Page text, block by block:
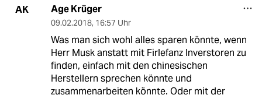
AK Age Krüger
09.02.2018, 16:57 Uhr
Was man sich wohl alles sparen könnte, wenn
Herr Musk anstatt mit Firlefanz Inverstoren zu
finden, einfach mit den chinesischen
Herstellern sprechen könnte und
zusammenarbeiten könnte. Oder mit der